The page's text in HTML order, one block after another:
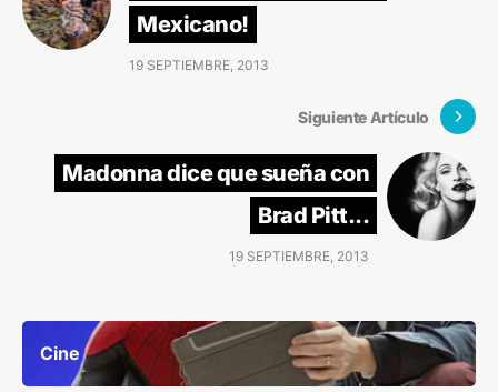
Mexicano!
19 SEPTIEMBRE, 2013
Siguiente Artículo
Madonna dice que sueña con
Brad Pitt...
19 SEPTIEMBRE, 2013
Cine